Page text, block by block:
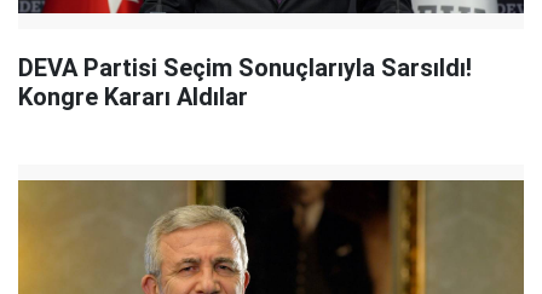
DEVA Partisi Seçim Sonuçlarıyla Sarsıldı!
Kongre Kararı Aldılar